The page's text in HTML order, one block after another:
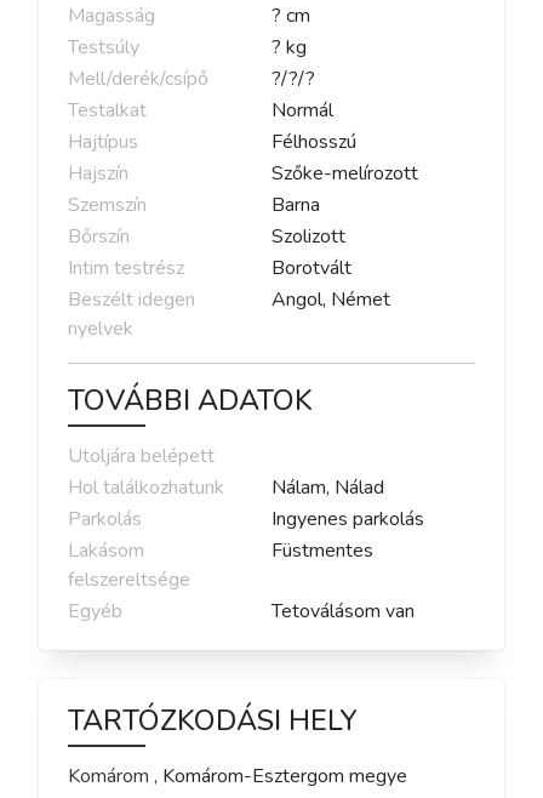
Magasság
? cm
Testsúly
? kg
Mell/derék/csípő
?/?/?
Testalkat
Normál
Hajtípus
Félhosszú
Hajszín
Szőke-melírozott
Szemszín
Barna
Bőrszín
Szolizott
Intim testrész
Borotvált
Beszélt idegen
nyelvek
Angol, Német
TOVÁBBI ADATOK
Utoljára belépett
Hol találkozhatunk
Nálam, Nálad
Parkolás
Ingyenes parkolás
Lakásom
felszereltsége
Füstmentes
Egyéb Tetoválásom van
TARTÓZKODÁSI HELY
Komárom , Komárom-Esztergom megye